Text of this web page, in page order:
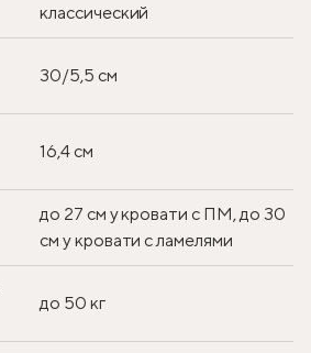
классический
30/5,5 см
16,4 см
до 27 см у кровати с ПМ, до 30
см у кровати с ламелями
до 50 кг